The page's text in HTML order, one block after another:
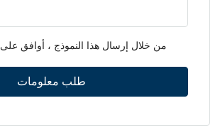
من خلال إرسال هذا النموذج ، أوافق على
طلب معلومات